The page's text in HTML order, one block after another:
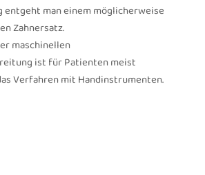
entgeht man einem möglicherweise
Zahnersatz.
maschinellen
ist für Patienten meist
Verfahren mit Handinstrumenten.